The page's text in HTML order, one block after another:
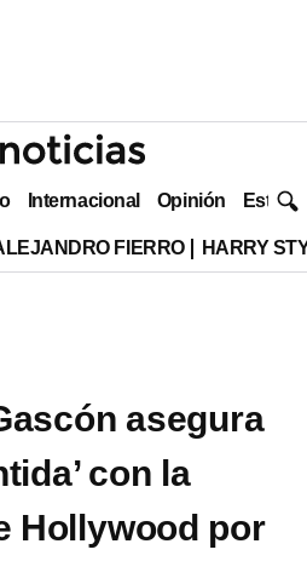
Internacional Opinión Estilo
FIERRO HARRY
asegura
con la
Hollywood por